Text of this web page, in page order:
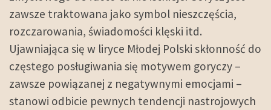
zawsze traktowana jako symbol nieszczęścia,
rozczarowania, świadomości klęski itd.
Ujawniająca się w liryce Młodej Polski skłonność do
częstego posługiwania się motywem goryczy –
zawsze powiązanej z negatywnymi emocjami –
stanowi odbicie pewnych tendencji nastrojowych